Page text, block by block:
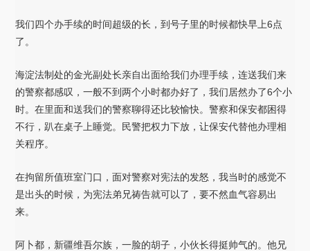
我们四个办手续的时间超级的长，到号子里的时候都快早上6点
了。
海淀法制处的金光副处长亲自出面给我们办理手续，连送我们来
的警察都感叹，一般不到两个小时都办好了，我们居然办了6个小
时。在里面和送我们的警察聊得还比较愉快。警察和保安都困得
不行，趴在桌子上睡觉。民警把权力下放，让保安代替他办理相
关程序。
在拘留所值班室门口，面对警察对宪法的发怒，我当时的感觉不
是出头的时候，为宪法弟兄祷告就可以了，要不然血气容易出
来。
阿卜都，新疆维吾尔族，一脸的胡子，小伙长得挺帅气的。他兄